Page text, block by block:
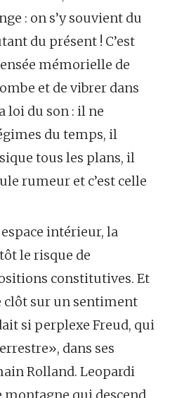
: on s’y souvient du
du présent ! C’est
mémorielle de
et de vibrer dans
loi du son : il ne
du temps, il
tous les plans, il
rumeur et c’est celle
intérieur, la
le risque de
constitutives. Et
clôt sur un sentiment
si perplexe Freud, qui
dans ses
Rolland. Leopardi